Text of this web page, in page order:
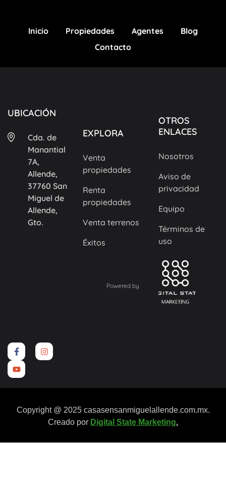
Inicio Propiedades Agentes
Blog
Contacto
UBICACIÓN
Cda. de
Manantial
7A,
Allende,
37760 San
Miguel de
Allende,
Gto.
EXPLORA
Venta
propiedades
Renta
propiedades
Venta terrenos
Éxitos
Powered by
OTROS
ENLACES
Nosotros
Aviso de
privacidad
Equipo
Términos de
uso
Copyright @ 2025 casasensanmiguelallende.com.mx.
Creado por Digital State Marketing.